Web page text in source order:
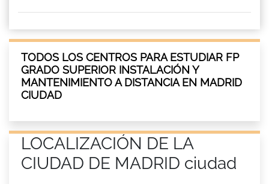
TODOS LOS CENTROS PARA ESTUDIAR FP
GRADO SUPERIOR INSTALACIÓN Y
MANTENIMIENTO A DISTANCIA EN MADRID
CIUDAD
LOCALIZACIÓN DE LA
CIUDAD DE MADRID ciudad